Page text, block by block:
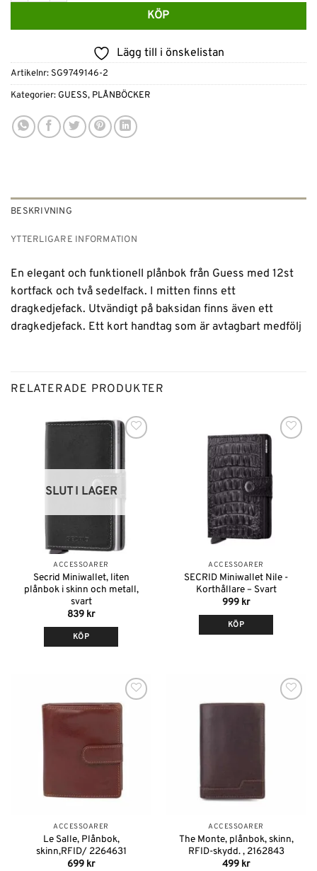
KÖP
Lägg till i önskelistan
Artikelnr: SG9749146-2
Kategorier:GUESS, PLÅNBÖCKER
BESKRIVNING
YTTERLIGARE INFORMATION
En elegant och funktionell plånbok från Guess med 12st
kortfack och två sedelfack. I mitten finns ett
dragkedjefack. Utvändigt på baksidan finns även ett
dragkedjefack. Ett kort handtag som är avtagbart medfölj
RELATERADE PRODUKTER
Lägg till i
SLUT I LAGER
ACCESSOARER
Secrid Miniwallet, liten
plånbok i skinn och metall,
svart
839 kr
KÖP
Lägg till i
önskelistan
ACCESSOARER
SECRID Miniwallet Nile -
Korthållare – Svart
999 kr
KÖP
Lägg till i
ACCESSOARER
Le Salle, Plånbok,
skinn,RFID/ 2264631
699 kr
Lägg till i
ACCESSOARER
The Monte, plånbok, skinn,
RFID-skydd. , 2162843
499 kr